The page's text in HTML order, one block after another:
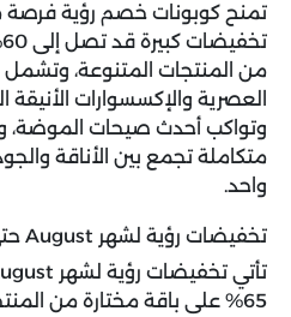
تمنح كوبونات خصم رؤية فرصة
من المنتجات المتنوعة،
العصرية والإكسسوارات الأنيقة
وتواكب أحدث صيحات الموضة،
متكاملة تجمع بين الأناقة
واحد.
تخفيضات رؤية لشهر August حتى 65%
65% على باقة مختارة من